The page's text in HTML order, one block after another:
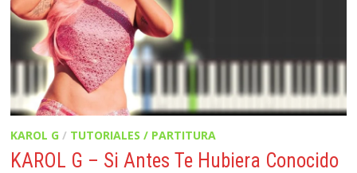
KAROL G / TUTORIALES / PARTITURA
KAROL G – Si Antes Te Hubiera Conocido